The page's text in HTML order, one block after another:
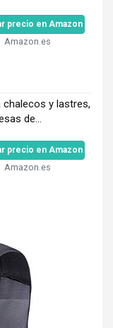
precio en Amazon
Amazon.es
chalecos y lastres,
de...
precio en Amazon
Amazon.es